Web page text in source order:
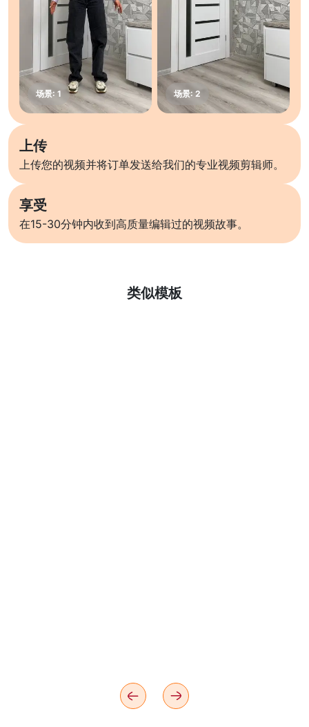
上传
上传您的视频并将订单发送给我们的专业视频剪辑师。
享受
在15-30分钟内收到高质量编辑过的视频故事。
类似模板
了解更多